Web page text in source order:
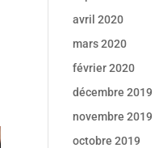
avril 2020
mars 2020
février 2020
décembre 2019
novembre 2019
octobre 2019